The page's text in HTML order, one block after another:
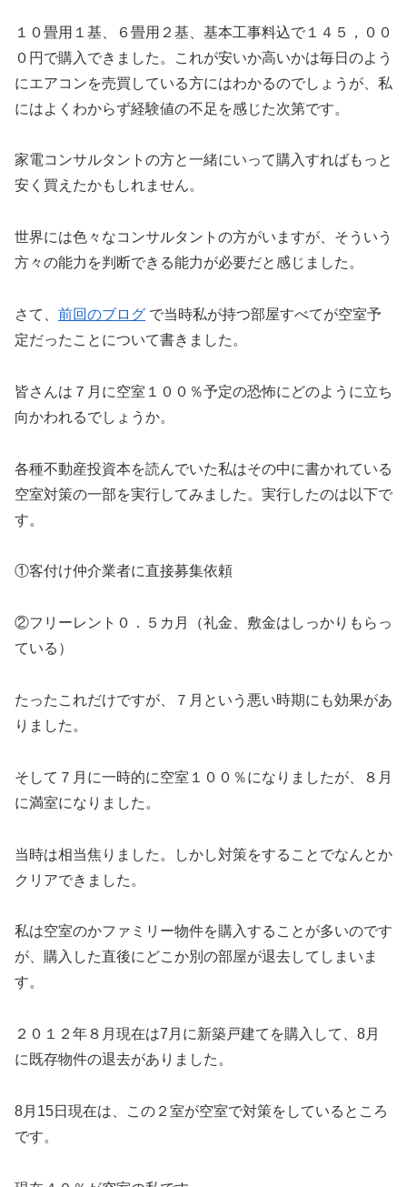
１０畳用１基、６畳用２基、基本工事料込で１４５，００
０円で購入できました。これが安いか高いかは毎日のよう
にエアコンを売買している方にはわかるのでしょうが、私
にはよくわからず経験値の不足を感じた次第です。
家電コンサルタントの方と一緒にいって購入すればもっと
安く買えたかもしれません。
世界には色々なコンサルタントの方がいますが、そういう
方々の能力を判断できる能力が必要だと感じました。
さて、 前回のブログ で当時私が持つ部屋すべてが空室予
定だったことについて書きました。
皆さんは７月に空室１００％予定の恐怖にどのように立ち
向かわれるでしょうか。
各種不動産投資本を読んでいた私はその中に書かれている
空室対策の一部を実行してみました。実行したのは以下で
す。
①客付け仲介業者に直接募集依頼
②フリーレント０．５カ月（礼金、敷金はしっかりもらっ
ている）
たったこれだけですが、７月という悪い時期にも効果があ
りました。
そして７月に一時的に空室１００％になりましたが、８月
に満室になりました。
当時は相当焦りました。しかし対策をすることでなんとか
クリアできました。
私は空室のかファミリー物件を購入することが多いのです
が、購入した直後にどこか別の部屋が退去してしまいま
す。
２０１２年８月現在は7月に新築戸建てを購入して、8月
に既存物件の退去がありました。
8月15日現在は、この２室が空室で対策をしているところ
です。